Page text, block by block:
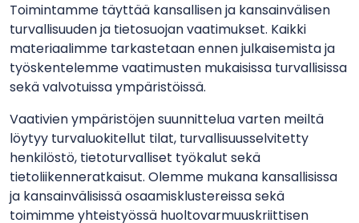
Toimintamme täyttää kansallisen ja kansainvälisen
turvallisuuden ja tietosuojan vaatimukset. Kaikki
materiaalimme tarkastetaan ennen julkaisemista ja
työskentelemme vaatimusten mukaisissa turvallisissa
sekä valvotuissa ympäristöissä.
Vaativien ympäristöjen suunnittelua varten meiltä
löytyy turvaluokitellut tilat, turvallisuusselvitetty
henkilöstö, tietoturvalliset työkalut sekä
tietoliikenneratkaisut. Olemme mukana kansallisissa
ja kansainvälisissä osaamisklustereissa sekä
toimimme yhteistyössä huoltovarmuuskriittisen